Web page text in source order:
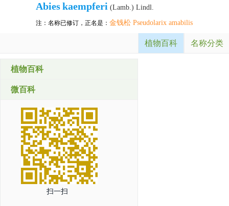
Abieskaempferi (Lamb.) Lindl.
注：名称已修订，正名是： 金钱松 Pseudolarix amabilis
植物百科 名称分类
植物百科
微百科
扫一扫